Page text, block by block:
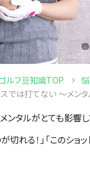
ゴルフ豆知識TOP
では打てない ～メンタ
ンタルがとても影響
切れる！」「このシ